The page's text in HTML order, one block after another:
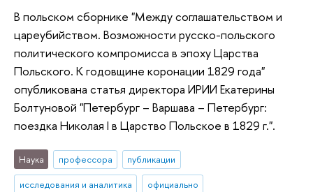
В польском сборнике "Между соглашательством и
цареубийством. Возможности русско-польского
политического компромисса в эпоху Царства
Польского. К годовщине коронации 1829 года"
опубликована статья директора ИРИИ Екатерины
Болтуновой "Петербург – Варшава – Петербург:
поездка Николая I в Царство Польское в 1829 г.".
Наука профессора
публикации
исследования и аналитика
официально